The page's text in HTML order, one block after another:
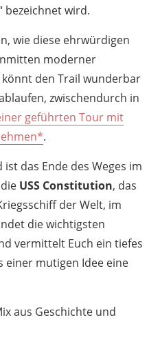
bezeichnet wird.
wie diese ehrwürdigen
moderner
den Trail wunderbar
zwischendurch in
geführten Tour mit
.
das Ende des Weges im
USS Constitution, das
der Welt, im
die wichtigsten
vermittelt Euch ein tiefes
einer mutigen Idee eine